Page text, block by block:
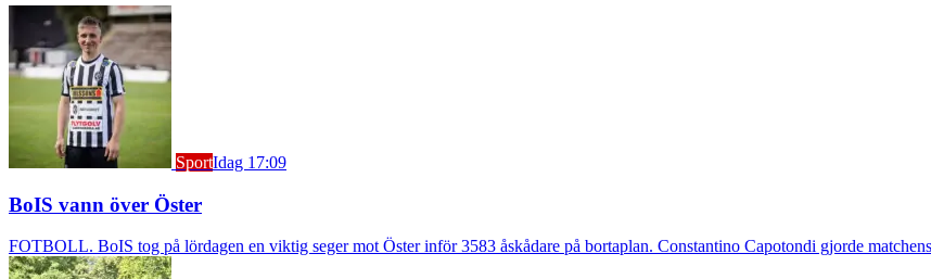
SportIdag 17:09
BoIS vann över Öster
FOTBOLL. BoIS tog på lördagen en viktig seger mot Öster inför 3583 åskådare på bortaplan. Constantino Capotondi gjorde